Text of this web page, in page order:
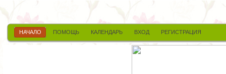
НАЧАЛО ПОМОЩЬ КАЛЕНДАРЬ ВХОД РЕГИСТРАЦИЯ